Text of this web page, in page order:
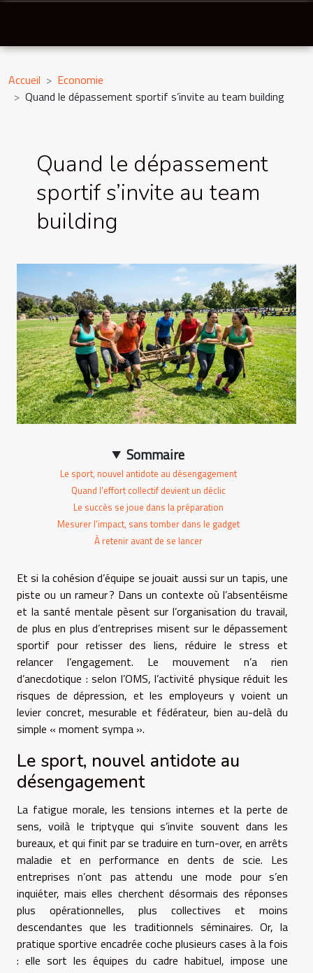
Accueil
Economie
Quand le dépassement sportif s’invite au team building
Quand le dépassement
sportif s’invite au team
building
Sommaire
Le sport, nouvel antidote au désengagement
Quand l’effort collectif devient un déclic
Le succès se joue dans la préparation
Mesurer l’impact, sans tomber dans le gadget
À retenir avant de se lancer
Et si la cohésion d’équipe se jouait aussi sur un tapis, une
piste ou un rameur ? Dans un contexte où l’absentéisme
et la santé mentale pèsent sur l’organisation du travail,
de plus en plus d’entreprises misent sur le dépassement
sportif pour retisser des liens, réduire le stress et
relancer l’engagement. Le mouvement n’a rien
d’anecdotique : selon l’OMS, l’activité physique réduit les
risques de dépression, et les employeurs y voient un
levier concret, mesurable et fédérateur, bien au-delà du
simple « moment sympa ».
Le sport, nouvel antidote au
désengagement
La fatigue morale, les tensions internes et la perte de
sens, voilà le triptyque qui s’invite souvent dans les
bureaux, et qui finit par se traduire en turn-over, en arrêts
maladie et en performance en dents de scie. Les
entreprises n’ont pas attendu une mode pour s’en
inquiéter, mais elles cherchent désormais des réponses
plus opérationnelles, plus collectives et moins
descendantes que les traditionnels séminaires. Or, la
pratique sportive encadrée coche plusieurs cases à la fois
: elle sort les équipes du cadre habituel, impose une